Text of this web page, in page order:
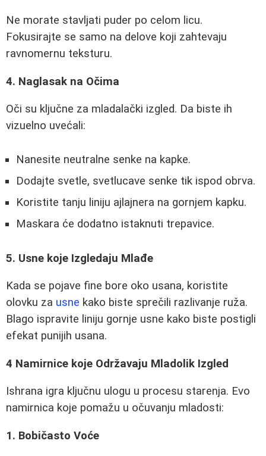
Ne morate stavljati puder po celom licu.
Fokusirajte se samo na delove koji zahtevaju
ravnomernu teksturu.
4. Naglasak na Očima
Oči su ključne za mladalački izgled. Da biste ih
vizuelno uvećali:
Nanesite neutralne senke na kapke.
Dodajte svetle, svetlucave senke tik ispod obrva.
Koristite tanju liniju ajlajnera na gornjem kapku.
Maskara će dodatno istaknuti trepavice.
5. Usne koje Izgledaju Mlađe
Kada se pojave fine bore oko usana, koristite
olovku za usne kako biste sprečili razlivanje ruža.
Blago ispravite liniju gornje usne kako biste postigli
efekat punijih usana.
4 Namirnice koje Održavaju Mladolik Izgled
Ishrana igra ključnu ulogu u procesu starenja. Evo
namirnica koje pomažu u očuvanju mladosti:
1. Bobičasto Voće